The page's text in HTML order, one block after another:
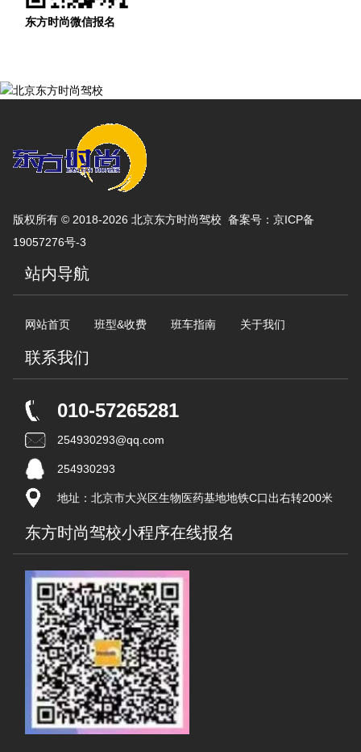
东方时尚微信报名
版权所有 © 2018-2026 北京东方时尚驾校 备案号： 京ICP备
19057276号-3
站内导航
网站首页 班型&收费 班车指南 关于我们
联系我们
010-57265281
254930293@qq.com
254930293
地址：北京市大兴区生物医药基地地铁C口出右转200米
东方时尚驾校小程序在线报名